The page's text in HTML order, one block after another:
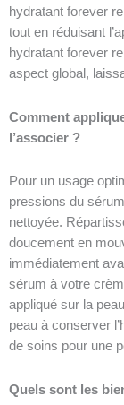
hydratant forever
tout en réduisant
hydratant forever
aspect global,
Comment
l’associer ?
Pour un usage
pressions du
nettoyée.
doucement en
immédiatement
sérum à votre
appliqué sur la
peau à conserver
de soins pour une
Quels sont les